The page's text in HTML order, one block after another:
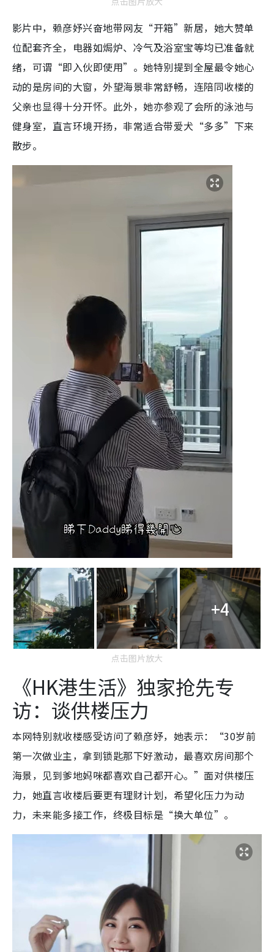
影片中，赖彦妤兴奋地带网友“开箱”新居，她大赞单
位配套齐全，电器如焗炉、冷气及浴室宝等均已准备就
绪，可谓“即入伙即使用”。她特别提到全屋最令她心
动的是房间的大窗，外望海景非常舒畅，连陪同收楼的
父亲也显得十分开怀。此外，她亦参观了会所的泳池与
健身室，直言环境开扬，非常适合带爱犬“多多”下来
散步。
+4
点击图片放大
《HK港生活》独家抢先专
访：谈供楼压力
本网特别就收楼感受访问了赖彦妤，她表示：“30岁前
第一次做业主，拿到锁匙那下好激动，最喜欢房间那个
海景，见到爹地妈咪都喜欢自己都开心。”面对供楼压
力，她直言收楼后要更有理财计划，希望化压力为动
力，未来能多接工作，终极目标是“换大单位”。